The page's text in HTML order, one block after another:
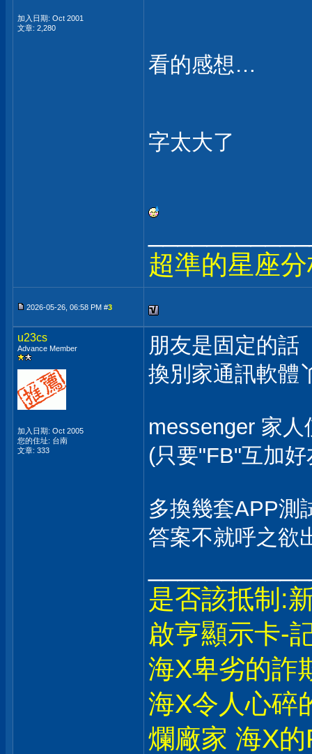
加入日期: Oct 2001
文章: 2,280
看的感想…
字太大了
超準的星座
2026-05-26, 06:58 PM #3
u23cs
Advance Member
加入日期: Oct 2005
您的住址: 台南
文章: 333
朋友是固定的話
換別家通訊軟體
messenger 家
(只要"FB"互加
多換幾套APP測
答案不就呼之欲
是否該抵制:
啟亨顯示卡-
海X卑劣的詐
海X令人心碎
爛廠家 海X